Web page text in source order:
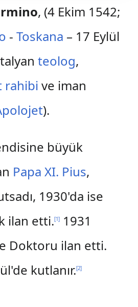
, (4 Ekim 1542;
- Toskana – 17 Eylül
teolog,
rahibi ve iman
).
büyük
Papa XI. Pius,
1930'da ise
ilan etti.[1]1931
Doktoru ilan etti.
kutlanır.[2]